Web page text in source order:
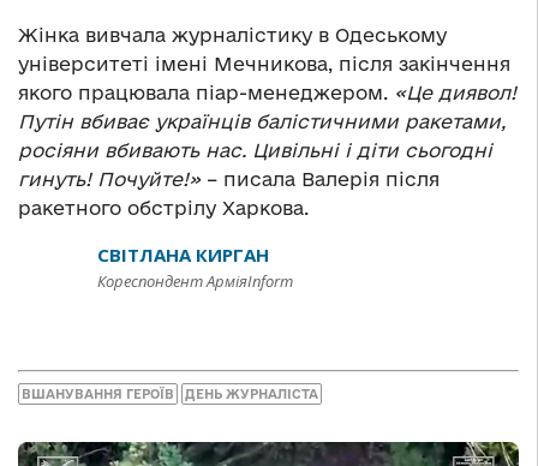
Жінка вивчала журналістику в Одеському
університеті імені Мечникова, після закінчення
якого працювала піар-менеджером. «Це диявол!
Путін вбиває українців балістичними ракетами,
росіяни вбивають нас. Цивільні і діти сьогодні
гинуть! Почуйте!» – писала Валерія після
ракетного обстрілу Харкова.
СВІТЛАНА КИРГАН
Кореспондент АрміяInform
ВШАНУВАННЯ ГЕРОЇВ ДЕНЬ ЖУРНАЛІСТА